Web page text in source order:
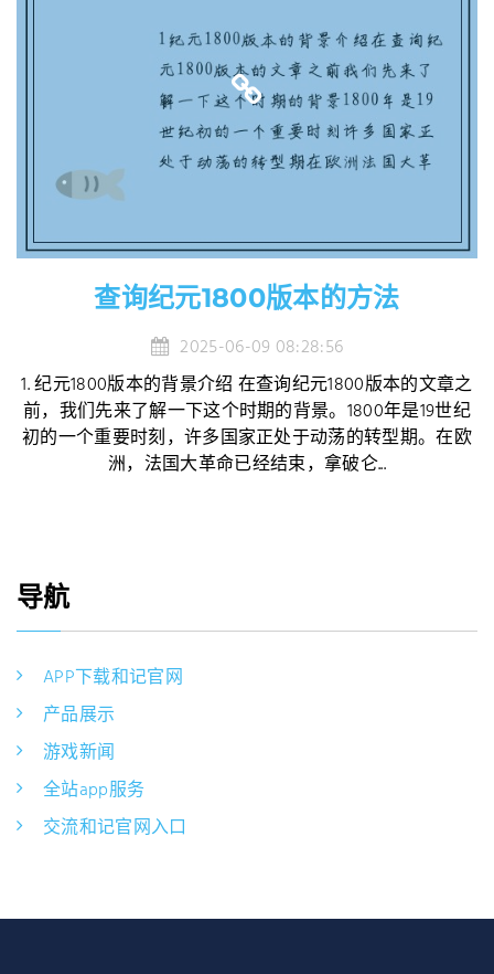
查询纪元1800版本的方法
2025-06-09 08:28:56
1. 纪元1800版本的背景介绍 在查询纪元1800版本的文章之
前，我们先来了解一下这个时期的背景。1800年是19世纪
初的一个重要时刻，许多国家正处于动荡的转型期。在欧
洲，法国大革命已经结束，拿破仑...
导航
APP下载和记官网
产品展示
游戏新闻
全站app服务
交流和记官网入口